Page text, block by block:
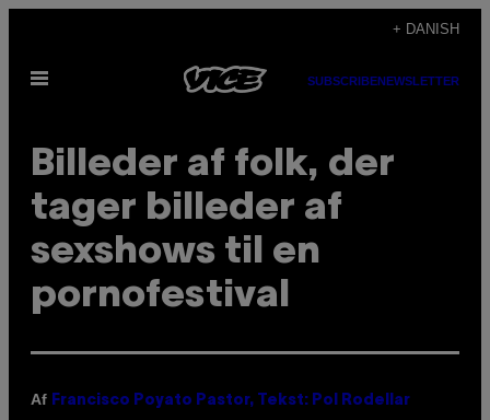
indhold
+ DANISH
Åbn
SUBSCRIBENEWSLETTER
Billeder af folk, der
tager billeder af
sexshows til en
pornofestival
Af Francisco Poyato Pastor, Tekst: Pol Rodellar